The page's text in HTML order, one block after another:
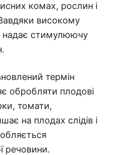
комах, рослин і
високому
надає стимулюючу
термін
обробляти плодові
томати,
на плодах слідів і
речовини.